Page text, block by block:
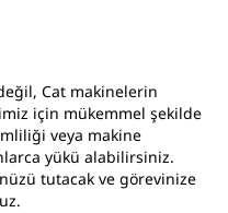
Cat makinelerin
için mükemmel şekilde
veya makine
yükü alabilirsiniz.
tutacak ve görevinize